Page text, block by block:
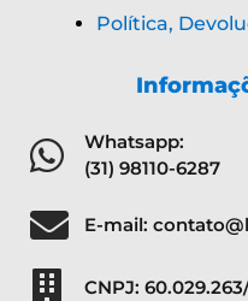
Política,
Whatsapp:
(31) 98110-6287
E-mail:
CNPJ: